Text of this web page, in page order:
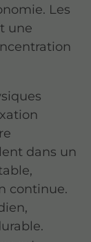
Les
une
dans un
continue.